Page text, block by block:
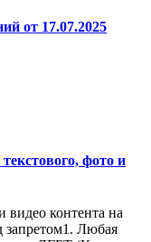
от 17.07.2025
фото и
видео контента на
запретом1. Любая